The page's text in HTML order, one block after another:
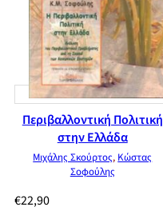
Περιβαλλοντική Πολιτική
στην Ελλάδα
Μιχάλης Σκούρτος, Κώστας
Σοφούλης
€22,90